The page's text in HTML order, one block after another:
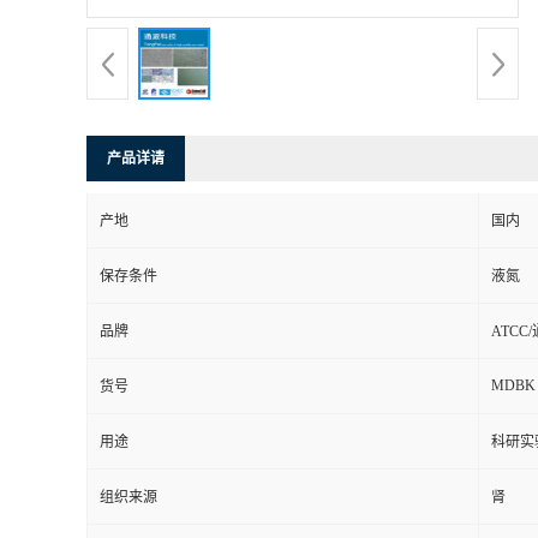
产品详请
产地 国内
保存条件 液氮
品牌 ATCC/
货号 MDBK
用途 科研实
组织来源 肾